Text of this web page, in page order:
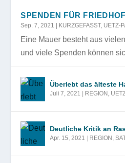
SPENDEN FÜR
Sep. 7, 2021 KURZGEFASST, UETZ-
Eine Mauer besteht aus
und viele Spenden können
Überlebt das älteste
Juli 7, 2021 REGION ,
Deutliche Kritik an
Apr. 15, 2021 REGION ,